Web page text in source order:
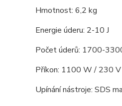
Hmotnost: 6,2 kg
Energie úderu: 2-10 J
Počet úderů: 1700-
Příkon: 1100 W / 230 V
Upínání nástroje: SDS